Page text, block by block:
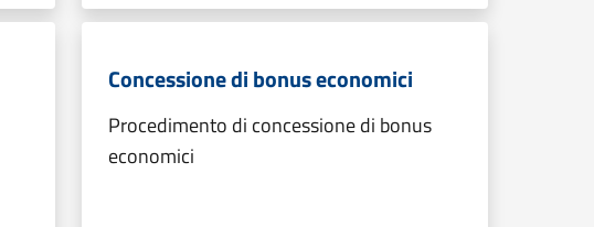
Concessione di bonus economici
Procedimento di concessione di bonus
economici